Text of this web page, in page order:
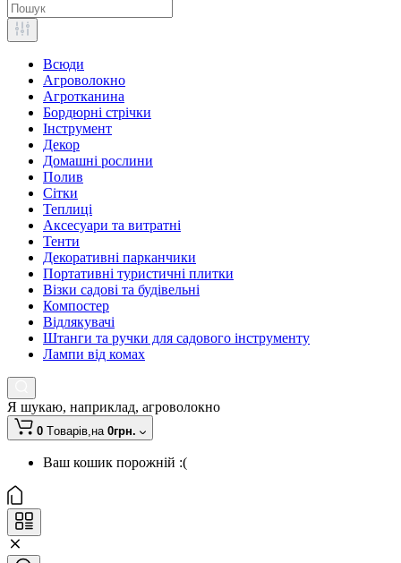
Всюди
Агроволокно
Агротканина
Бордюрні стрічки
Інструмент
Декор
Домашні рослини
Полив
Сітки
Теплиці
Аксесуари та витратні
Тенти
Декоративні парканчики
Портативні туристичні плитки
Візки садові та будівельні
Компостер
Відлякувачі
Штанги та ручки для садового інструменту
Лампи від комах
Я шукаю, наприклад, агроволокно
0 Tоварів,на 0грн.
Ваш кошик порожній :(